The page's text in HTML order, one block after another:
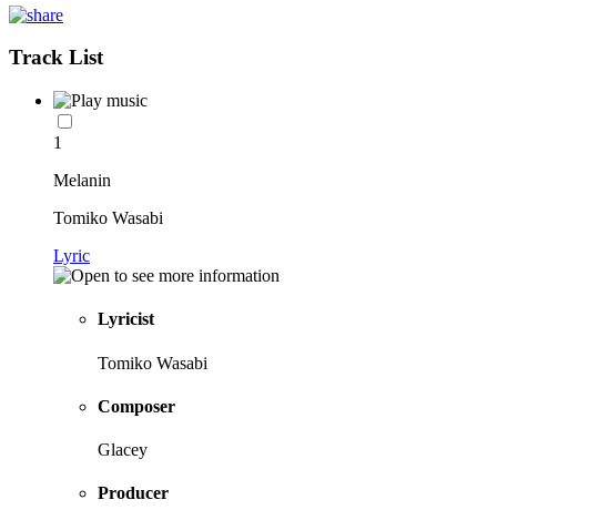
Track List
1
Melanin
Tomiko Wasabi
Lyric
Lyricist
Tomiko Wasabi
Composer
Glacey
Producer